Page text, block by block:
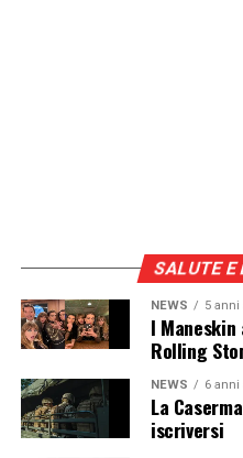
SALUTE E
NEWS 5 anni
I
Rolling
NEWS 6 anni
La
iscriversi